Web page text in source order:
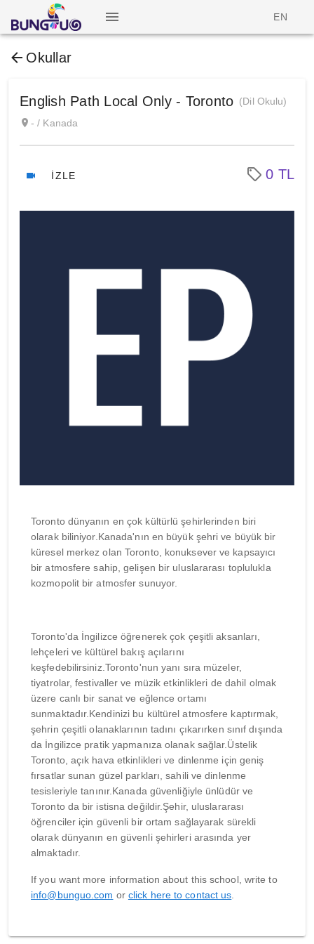
EN
Okullar
English Path Local Only - Toronto (Dil Okulu)
- / Kanada
İZLE 0 TL
Toronto dünyanın en çok kültürlü şehirlerinden biri
olarak biliniyor.Kanada'nın en büyük şehri ve büyük bir
küresel merkez olan Toronto, konuksever ve kapsayıcı
bir atmosfere sahip, gelişen bir uluslararası toplulukla
kozmopolit bir atmosfer sunuyor.
Toronto'da İngilizce öğrenerek çok çeşitli aksanları,
lehçeleri ve kültürel bakış açılarını
keşfedebilirsiniz.Toronto'nun yanı sıra müzeler,
tiyatrolar, festivaller ve müzik etkinlikleri de dahil olmak
üzere canlı bir sanat ve eğlence ortamı
sunmaktadır.Kendinizi bu kültürel atmosfere kaptırmak,
şehrin çeşitli olanaklarının tadını çıkarırken sınıf dışında
da İngilizce pratik yapmanıza olanak sağlar.Üstelik
Toronto, açık hava etkinlikleri ve dinlenme için geniş
fırsatlar sunan güzel parkları, sahili ve dinlenme
tesisleriyle tanınır.Kanada güvenliğiyle ünlüdür ve
Toronto da bir istisna değildir.Şehir, uluslararası
öğrenciler için güvenli bir ortam sağlayarak sürekli
olarak dünyanın en güvenli şehirleri arasında yer
almaktadır.
If you want more information about this school, write to
info@bunguo.com or click here to contact us